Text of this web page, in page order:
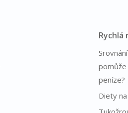
Rychlá
peníze?
Diety